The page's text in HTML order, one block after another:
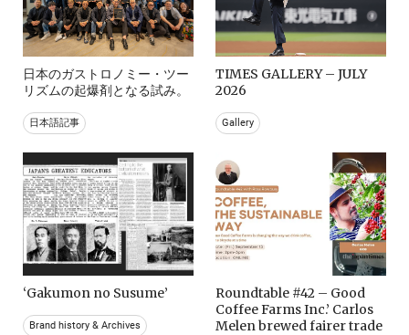
日本のガストロノミー・ツー
リズムの起爆剤となる試み。
日本語記事
TIMES GALLERY – JULY
2026
Gallery
‘Gakumon no Susume’
Brand history & Archives
Roundtable #42 – Good
Coffee Farms Inc.’ Carlos
Melen brewed fairer trade